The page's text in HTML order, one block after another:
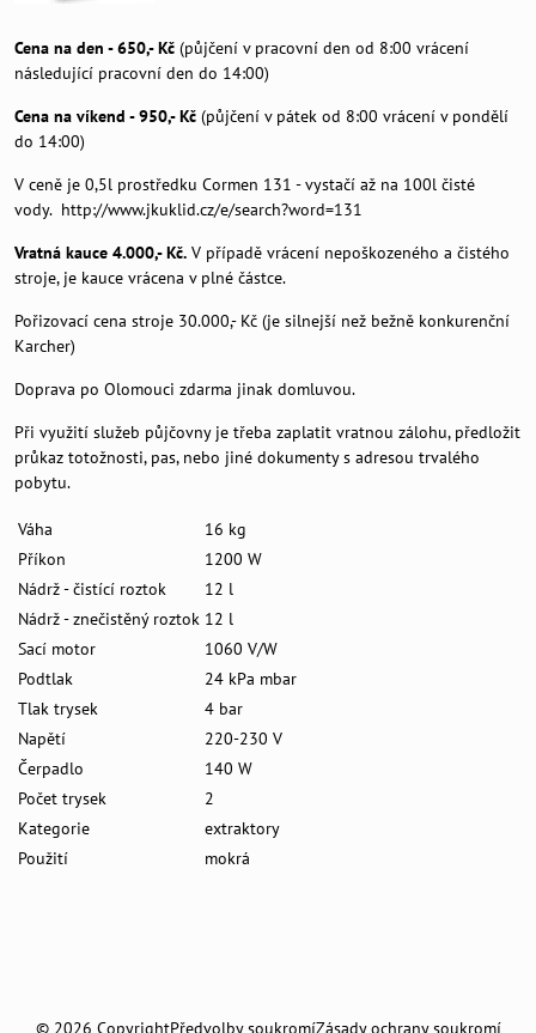
Cena na den - 650,- Kč (půjčení v pracovní den od 8:00 vrácení
následující pracovní den do 14:00)
Cena na víkend - 950,- Kč (půjčení v pátek od 8:00 vrácení v pondělí
do 14:00)
V ceně je 0,5l prostředku Cormen 131 - vystačí až na 100l čisté
vody. http://www.jkuklid.cz/e/search?word=131
Vratná kauce 4.000,- Kč. V případě vrácení nepoškozeného a čistého
stroje, je kauce vrácena v plné částce.
Pořizovací cena stroje 30.000,- Kč (je silnejší než bežně konkurenční
Karcher)
Doprava po Olomouci zdarma jinak domluvou.
Při využití služeb půjčovny je třeba zaplatit vratnou zálohu, předložit
průkaz totožnosti, pas, nebo jiné dokumenty s adresou trvalého
pobytu.
Váha
16 kg
Příkon
1200 W
Nádrž - čistící roztok
12 l
Nádrž - znečistěný roztok 12 l
Sací motor
1060 V/W
Podtlak
24 kPa mbar
Tlak trysek
4 bar
Napětí
220-230 V
Čerpadlo
140 W
Počet trysek
2
Kategorie
extraktory
Použití
mokrá
© 2026 CopyrightPředvolby soukromíZásady ochrany soukromí